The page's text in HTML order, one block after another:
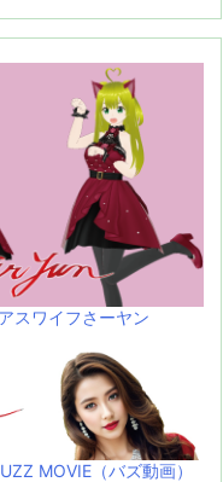
スワイフさーヤン
MOVIE（バズ動画）